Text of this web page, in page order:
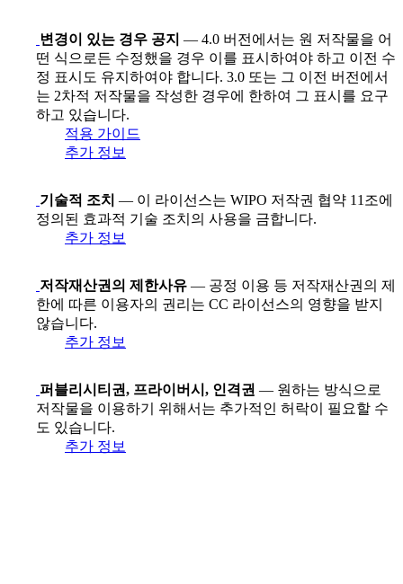
변경이 있는 경우 공지 — 4.0 버전에서는 원 저작물을 어
떤 식으로든 수정했을 경우 이를 표시하여야 하고 이전 수
정 표시도 유지하여야 합니다. 3.0 또는 그 이전 버전에서
는 2차적 저작물을 작성한 경우에 한하여 그 표시를 요구
하고 있습니다.
적용 가이드
추가 정보
기술적 조치 — 이 라이선스는 WIPO 저작권 협약 11조에
정의된 효과적 기술 조치의 사용을 금합니다.
추가 정보
저작재산권의 제한사유 — 공정 이용 등 저작재산권의 제
한에 따른 이용자의 권리는 CC 라이선스의 영향을 받지
않습니다.
추가 정보
퍼블리시티권, 프라이버시, 인격권 — 원하는 방식으로
저작물을 이용하기 위해서는 추가적인 허락이 필요할 수
도 있습니다.
추가 정보